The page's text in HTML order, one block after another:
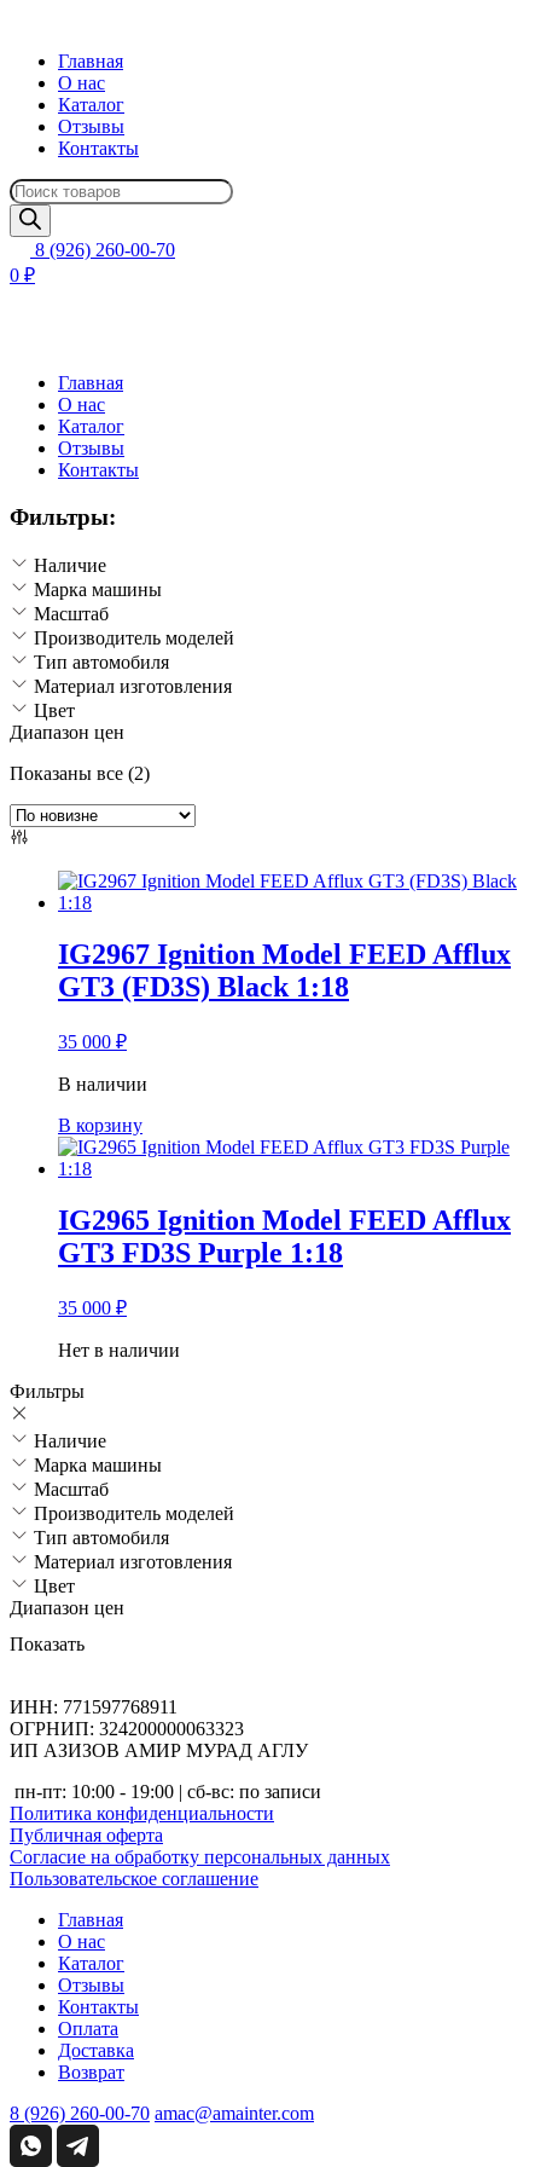
Главная
О нас
Каталог
Отзывы
Контакты
Поиск
товаров
8 (926) 260-00-70
0 ₽
Главная
О нас
Каталог
Отзывы
Контакты
Фильтры:
Наличие
Марка машины
Масштаб
Производитель моделей
Тип автомобиля
Материал изготовления
Цвет
Диапазон цен
Показаны все (2)Сортировка:
недавние
IG2967 Ignition Model FEED Afflux
GT3 (FD3S) Black 1:18
35 000 ₽
В наличии
В корзину
IG2965 Ignition Model FEED Afflux
GT3 FD3S Purple 1:18
35 000 ₽
Нет в наличии
Фильтры
Наличие
Марка машины
Масштаб
Производитель моделей
Тип автомобиля
Материал изготовления
Цвет
Диапазон цен
Показать
ИНН: 771597768911
ОГРНИП: 324200000063323
ИП АЗИЗОВ АМИР МУРАД АГЛУ
пн-пт: 10:00 - 19:00 | сб-вс: по записи
Политика конфиденциальности
Публичная оферта
Согласие на обработку персональных данных
Пользовательское соглашение
Главная
О нас
Каталог
Отзывы
Контакты
Оплата
Доставка
Возврат
8 (926) 260-00-70 amac@amainter.com